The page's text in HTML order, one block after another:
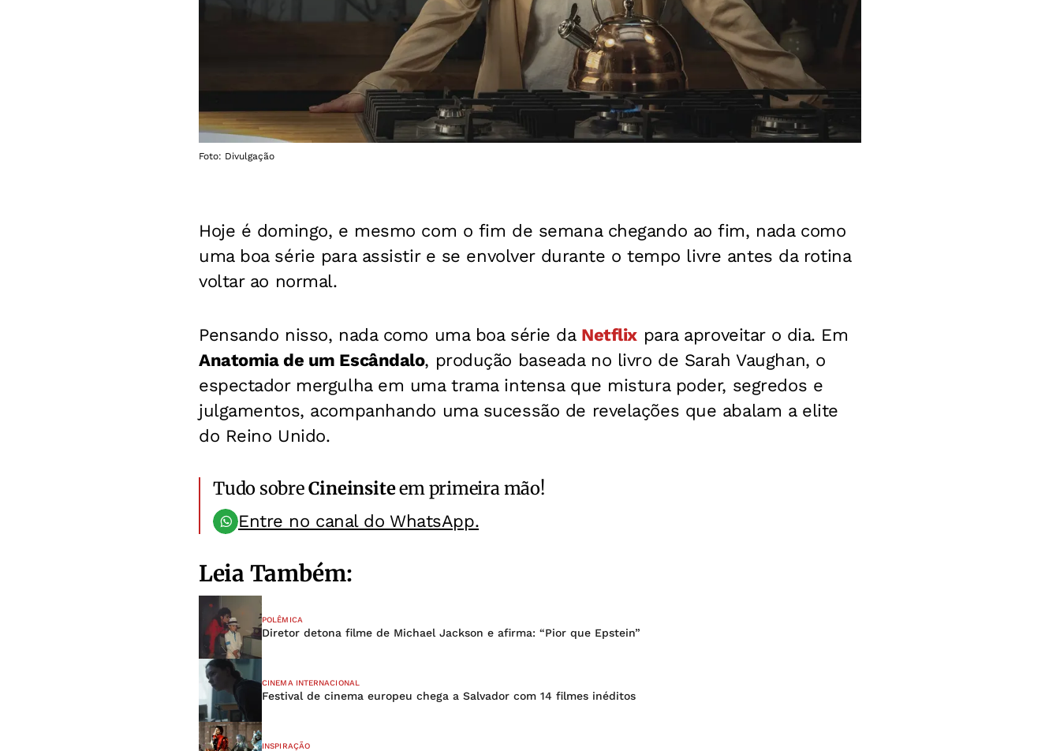
Foto: Divulgação
Hoje é domingo, e mesmo com o fim de semana chegando ao fim, nada como
uma boa série para assistir e se envolver durante o tempo livre antes da rotina
voltar ao normal.
Pensando nisso, nada como uma boa série da Netflix para aproveitar o dia. Em
Anatomia de um Escândalo, produção baseada no livro de Sarah Vaughan, o
espectador mergulha em uma trama intensa que mistura poder, segredos e
julgamentos, acompanhando uma sucessão de revelações que abalam a elite
do Reino Unido.
Tudo sobreCineinsiteem primeira mão!
Entre no canal do WhatsApp.
Leia Também:
POLÊMICA
Diretor detona filme de Michael Jackson e afirma: “Pior que Epstein”
CINEMA INTERNACIONAL
Festival de cinema europeu chega a Salvador com 14 filmes inéditos
INSPIRAÇÃO